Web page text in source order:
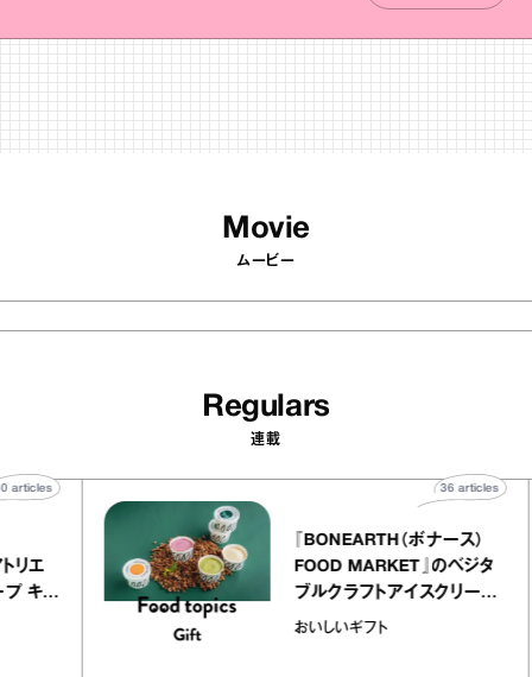
Movie
ムービー
Regulars
連載
アトリエ
レープ キャ
40articles
『BONEARTH（ボナース）
FOOD MARKET』のベジ
ブルクラフトアイスクリー
｜真野知子の「おいしいギ
おいしいギフト
36